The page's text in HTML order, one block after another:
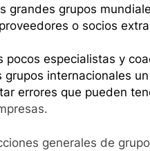
grandes grupos
o socios
especialistas y
internacionales
errores que pueden
generales de